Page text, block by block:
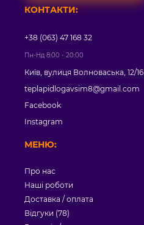
МЕНЮ:
Про нас
Наші роботи
Доставка / оплата
Відгуки (78)
КОНТАКТИ:
+38 (063) 47 168 32
Пн-Нд 8:00 - 20:00
Київ, вулиця Волноваська, 12/16
teplapidlogavsim8@gmail.com
Facebook
Instagram